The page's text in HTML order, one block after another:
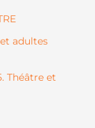
adultes
Théâtre et